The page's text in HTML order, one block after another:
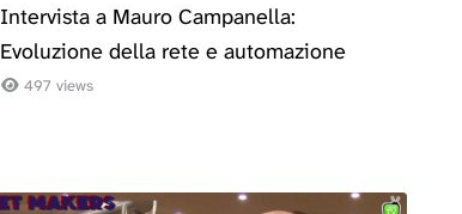
Intervista a Mauro Campanella:
Evoluzione della rete e automazione
497 views